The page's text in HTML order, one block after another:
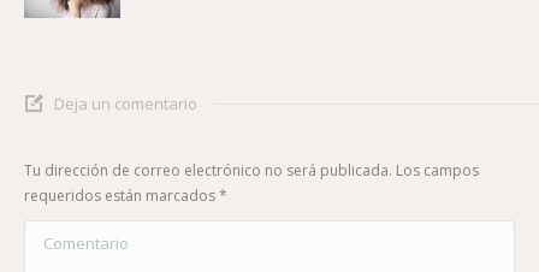
Deja un comentario
Tu dirección de correo electrónico no será publicada. Los campos
requeridos están marcados*
Comentario